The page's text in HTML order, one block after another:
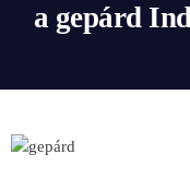
a gepárd